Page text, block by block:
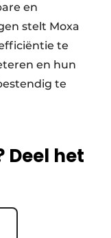
en
stelt Moxa
te
en hun
te
het